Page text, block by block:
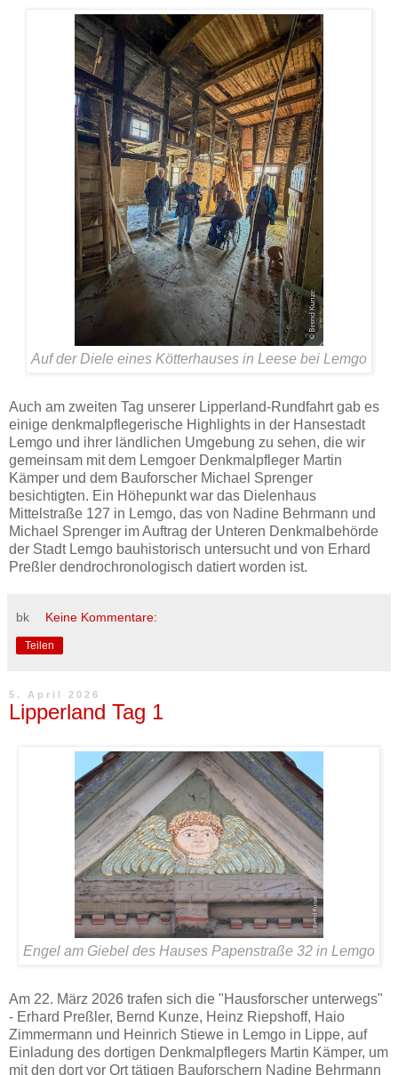
Auf der Diele eines Kötterhauses in Leese bei Lemgo
Auch am zweiten Tag unserer Lipperland-Rundfahrt gab es
einige denkmalpflegerische Highlights in der Hansestadt
Lemgo und ihrer ländlichen Umgebung zu sehen, die wir
gemeinsam mit dem Lemgoer Denkmalpfleger Martin
Kämper und dem Bauforscher Michael Sprenger
besichtigten. Ein Höhepunkt war das Dielenhaus
Mittelstraße 127 in Lemgo, das von Nadine Behrmann und
Michael Sprenger im Auftrag der Unteren Denkmalbehörde
der Stadt Lemgo bauhistorisch untersucht und von Erhard
Preßler dendrochronologisch datiert worden ist.
bk Keine Kommentare:
Teilen
5. April 2026
Lipperland Tag 1
Engel am Giebel des Hauses Papenstraße 32 in Lemgo
Am 22. März 2026 trafen sich die "Hausforscher unterwegs"
- Erhard Preßler, Bernd Kunze, Heinz Riepshoff, Haio
Zimmermann und Heinrich Stiewe in Lemgo in Lippe, auf
Einladung des dortigen Denkmalpflegers Martin Kämper, um
mit den dort vor Ort tätigen Bauforschern Nadine Behrmann